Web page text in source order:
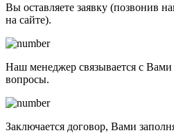
Вы оставляете заявку (позвонив
на сайте).
Наш менеджер связывается с
вопросы.
Заключается договор, Вами